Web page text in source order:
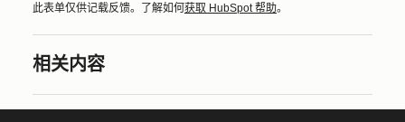
此表单仅供记载反馈。了解如何获取 HubSpot 帮助。
相关内容